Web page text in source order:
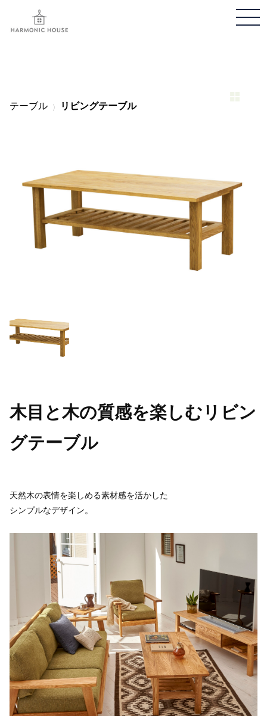
メ
テーブル リビングテーブル
木目と木の質感を楽しむリビン
グテーブル
天然木の表情を楽しめる素材感を活かした
シンプルなデザイン。